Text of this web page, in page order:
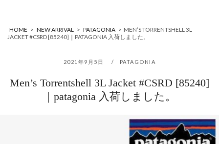
HOME > NEW ARRIVAL > PATAGONIA > MEN’S TORRENTSHELL 3L
JACKET #CSRD [85240]｜PATAGONIA 入荷しました。
2021年9月5日 PATAGONIA
Men’s Torrentshell 3L Jacket #CSRD [85240]
｜patagonia 入荷しました。